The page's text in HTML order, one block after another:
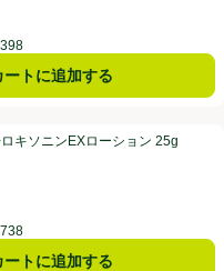
ートに追加する
ン 25g
キソニンEXローション 25g
ートに追加する